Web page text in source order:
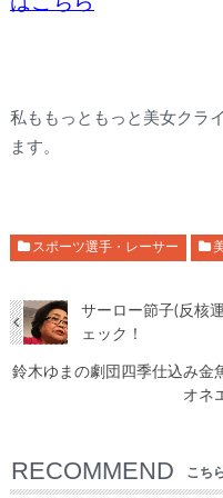
私ももっともっと美女クラ
ます。
スポーツ選手・レーサー
サーロー節子(反核
ェック！
鈴木ゆまの劇団四季仕込み金
オネ
RECOMMEND こち